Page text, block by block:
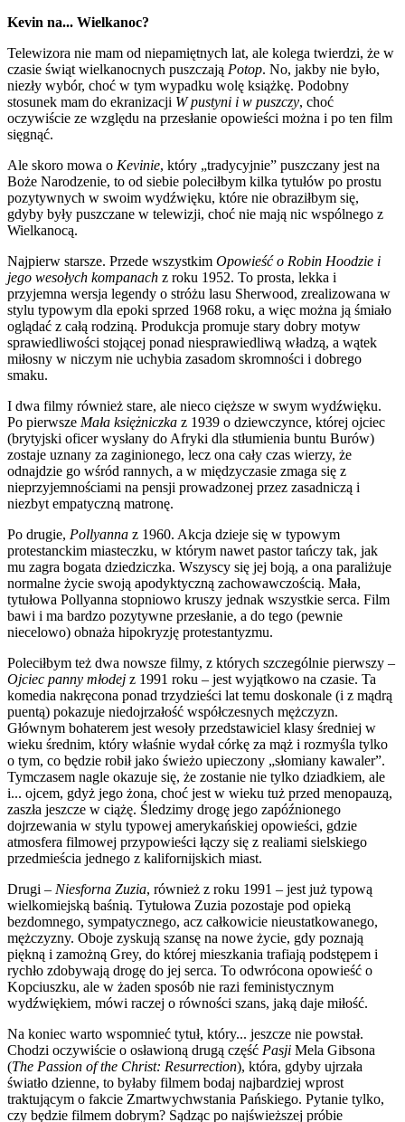
Kevin na... Wielkanoc?
Telewizora nie mam od niepamiętnych lat, ale kolega twierdzi, że w
czasie świąt wielkanocnych puszczają Potop. No, jakby nie było,
niezły wybór, choć w tym wypadku wolę książkę. Podobny
stosunek mam do ekranizacji W pustyni i w puszczy, choć
oczywiście ze względu na przesłanie opowieści można i po ten film
sięgnąć.
Ale skoro mowa o Kevinie, który „tradycyjnie” puszczany jest na
Boże Narodzenie, to od siebie poleciłbym kilka tytułów po prostu
pozytywnych w swoim wydźwięku, które nie obraziłbym się,
gdyby były puszczane w telewizji, choć nie mają nic wspólnego z
Wielkanocą.
Najpierw starsze. Przede wszystkim Opowieść o Robin Hoodzie i
jego wesołych kompanach z roku 1952. To prosta, lekka i
przyjemna wersja legendy o stróżu lasu Sherwood, zrealizowana w
stylu typowym dla epoki sprzed 1968 roku, a więc można ją śmiało
oglądać z całą rodziną. Produkcja promuje stary dobry motyw
sprawiedliwości stojącej ponad niesprawiedliwą władzą, a wątek
miłosny w niczym nie uchybia zasadom skromności i dobrego
smaku.
I dwa filmy również stare, ale nieco cięższe w swym wydźwięku.
Po pierwsze Mała księżniczka z 1939 o dziewczynce, której ojciec
(brytyjski oficer wysłany do Afryki dla stłumienia buntu Burów)
zostaje uznany za zaginionego, lecz ona cały czas wierzy, że
odnajdzie go wśród rannych, a w międzyczasie zmaga się z
nieprzyjemnościami na pensji prowadzonej przez zasadniczą i
niezbyt empatyczną matronę.
Po drugie, Pollyanna z 1960. Akcja dzieje się w typowym
protestanckim miasteczku, w którym nawet pastor tańczy tak, jak
mu zagra bogata dziedziczka. Wszyscy się jej boją, a ona paraliżuje
normalne życie swoją apodyktyczną zachowawczością. Mała,
tytułowa Pollyanna stopniowo kruszy jednak wszystkie serca. Film
bawi i ma bardzo pozytywne przesłanie, a do tego (pewnie
niecelowo) obnaża hipokryzję protestantyzmu.
Poleciłbym też dwa nowsze filmy, z których szczególnie pierwszy –
Ojciec panny młodej z 1991 roku – jest wyjątkowo na czasie. Ta
komedia nakręcona ponad trzydzieści lat temu doskonale (i z mądrą
puentą) pokazuje niedojrzałość współczesnych mężczyzn.
Głównym bohaterem jest wesoły przedstawiciel klasy średniej w
wieku średnim, który właśnie wydał córkę za mąż i rozmyśla tylko
o tym, co będzie robił jako świeżo upieczony „słomiany kawaler”.
Tymczasem nagle okazuje się, że zostanie nie tylko dziadkiem, ale
i... ojcem, gdyż jego żona, choć jest w wieku tuż przed menopauzą,
zaszła jeszcze w ciążę. Śledzimy drogę jego zapóźnionego
dojrzewania w stylu typowej amerykańskiej opowieści, gdzie
atmosfera filmowej przypowieści łączy się z realiami sielskiego
przedmieścia jednego z kalifornijskich miast.
Drugi – Niesforna Zuzia, również z roku 1991 – jest już typową
wielkomiejską baśnią. Tytułowa Zuzia pozostaje pod opieką
bezdomnego, sympatycznego, acz całkowicie nieustatkowanego,
mężczyzny. Oboje zyskują szansę na nowe życie, gdy poznają
piękną i zamożną Grey, do której mieszkania trafiają podstępem i
rychło zdobywają drogę do jej serca. To odwrócona opowieść o
Kopciuszku, ale w żaden sposób nie razi feministycznym
wydźwiękiem, mówi raczej o równości szans, jaką daje miłość.
Na koniec warto wspomnieć tytuł, który... jeszcze nie powstał.
Chodzi oczywiście o osławioną drugą część Pasji Mela Gibsona
(The Passion of the Christ: Resurrection), która, gdyby ujrzała
światło dzienne, to byłaby filmem bodaj najbardziej wprost
traktującym o fakcie Zmartwychwstania Pańskiego. Pytanie tylko,
czy będzie filmem dobrym? Sądząc po najświeższej próbie